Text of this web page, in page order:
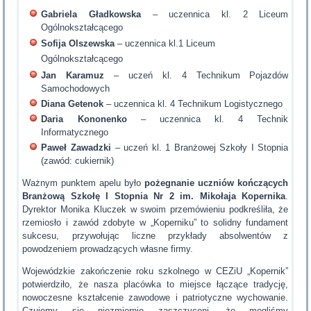
Gabriela Gładkowska – uczennica kl. 2 Liceum
Ogólnokształcącego
Sofija Olszewska– uczennica kl.1 Liceum
Ogólnokształcącego
Jan Karamuz– uczeń kl. 4 Technikum Pojazdów
Samochodowych
Diana Getenok– uczennica kl. 4 Technikum Logistycznego
Daria Kononenko – uczennica kl. 4 Technik
Informatycznego
Paweł Zawadzki – uczeń kl. 1 Branżowej Szkoły I Stopnia
(zawód: cukiernik)
Ważnym punktem apelu byłopożegnanie uczniów kończących
Branżową Szkołę I Stopnia Nr 2 im. Mikołaja Kopernika
Dyrektor Monika Kluczek w swoim przemówieniu podkreśliła, że
rzemiosło i zawód zdobyte w „Koperniku” to solidny fundament
sukcesu, przywołując liczne przykłady absolwentów z
powodzeniem prowadzących własne firmy.
Wojewódzkie zakończenie roku szkolnego w CEZiU „Kopernik”
potwierdziło, że nasza placówka to miejsce łączące tradycję,
nowoczesne kształcenie zawodowe i patriotyczne wychowanie.